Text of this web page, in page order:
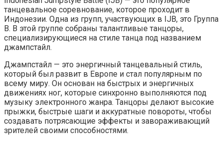
танцевальное соревнование, которое проходит в
Индонезии. Одна из групп, участвующих в IJB, это Группа
B. В этой группе собраны талантливые танцоры,
специализирующиеся на стиле танца под названием
джампстайл.
Джампстайл — это энергичный танцевальный стиль,
который был развит в Европе и стал популярным по
всему миру. Он основан на быстрых и энергичных
движениях ног, которые синхронно выполняются под
музыку электронного жанра. Танцоры делают высокие
прыжки, быстрые шаги и аккуратные повороты, чтобы
создавать потрясающие эффекты и завораживающий
зрителей своими способностями.